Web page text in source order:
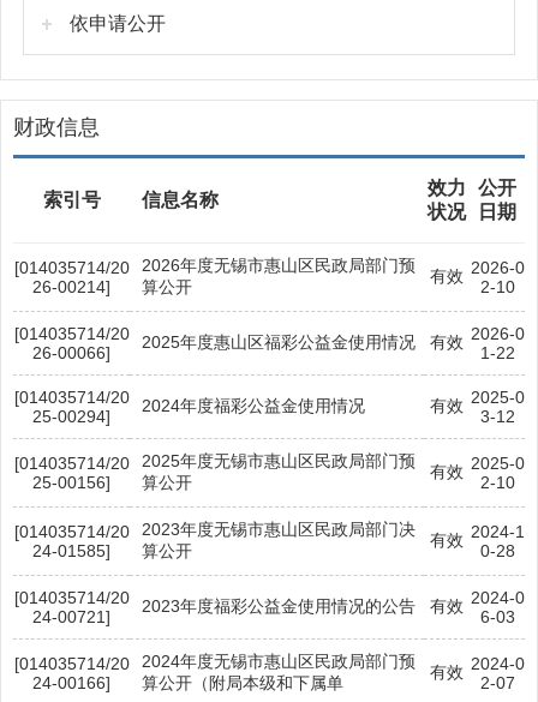
依申请公开
财政信息
索引号 信息名称
效力
状况
公开
日期
[014035714/20
26-00214]
2026年度无锡市惠山区民政局部门预
算公开
有效 2026-0
2-10
[014035714/20
26-00066]
2025年度惠山区福彩公益金使用情况 有效 2026-0
1-22
[014035714/20
25-00294]
2024年度福彩公益金使用情况 有效 2025-0
3-12
[014035714/20
25-00156]
2025年度无锡市惠山区民政局部门预
算公开
有效 2025-0
2-10
[014035714/20
24-01585]
2023年度无锡市惠山区民政局部门决
算公开
有效 2024-1
0-28
[014035714/20
24-00721]
2023年度福彩公益金使用情况的公告 有效 2024-0
6-03
[014035714/20
24-00166]
2024年度无锡市惠山区民政局部门预
算公开（附局本级和下属单
有效 2024-0
2-07